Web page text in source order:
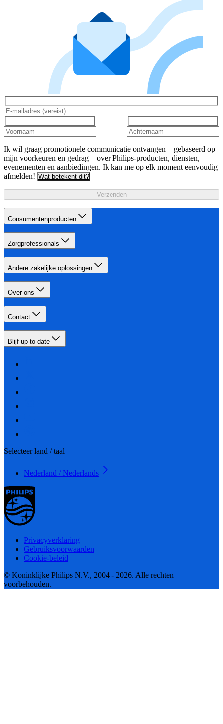
Ik wil graag promotionele communicatie ontvangen – gebaseerd op
mijn voorkeuren en gedrag – over Philips-producten, diensten,
evenementen en aanbiedingen. Ik kan me op elk moment eenvoudig
afmelden! Wat betekent dit?
Verzenden
Consumentenproducten
Zorgprofessionals
Andere zakelijke oplossingen
Over ons
Contact
Blijf up-to-date
Selecteer land / taal
Nederland / Nederlands
Privacyverklaring
Gebruiksvoorwaarden
Cookie-beleid
© Koninklijke Philips N.V., 2004 - 2026. Alle rechten
voorbehouden.